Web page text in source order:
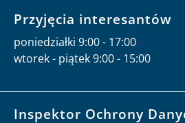
Przyjęcia interesantów
poniedziałki 9:00 - 17:00
wtorek - piątek 9:00 - 15:00
Inspektor Ochrony